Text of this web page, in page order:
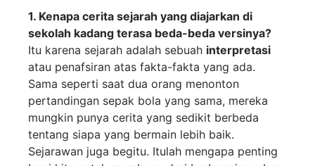
1. Kenapa cerita sejarah yang diajarkan di
sekolah kadang terasa beda-beda versinya?
Itu karena sejarah adalah sebuah interpretasi
atau penafsiran atas fakta-fakta yang ada.
Sama seperti saat dua orang menonton
pertandingan sepak bola yang sama, mereka
mungkin punya cerita yang sedikit berbeda
tentang siapa yang bermain lebih baik.
Sejarawan juga begitu. Itulah mengapa penting